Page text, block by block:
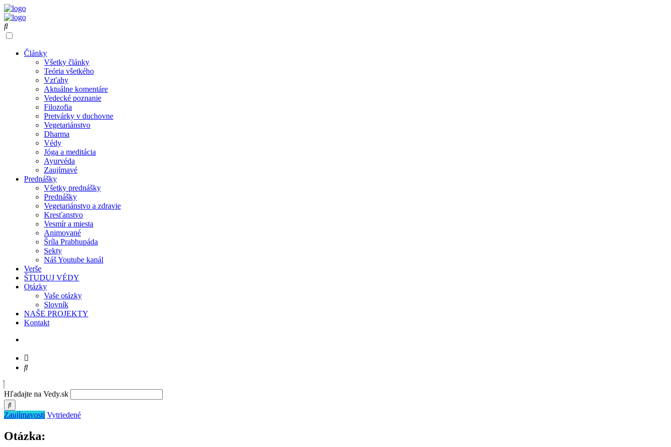
Články
Všetky články
Teória všetkého
Vzťahy
Aktuálne komentáre
Vedecké poznanie
Filozofia
Pretvárky v duchovne
Vegetariánstvo
Dharma
Védy
Jóga a meditácia
Ayurvéda
Zaujímavé
Prednášky
Všetky prednášky
Prednášky
Vegetariánstvo a zdravie
Kresťanstvo
Vesmír a miesta
Animované
Šríla Prabhupáda
Sekty
Náš Youtube kanál
Verše
ŠTUDUJ VÉDY
Otázky
Vaše otázky
Slovník
NAŠE PROJEKTY
Kontakt
Hľadajte na Vedy.sk
Zaujímavosti Vytriedené
Otázka: